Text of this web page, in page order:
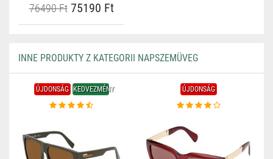
76490 Ft75190 Ft
INNE PRODUKTY Z KATEGORII NAPSZEMÜVEG
ÚJDONSÁG KEDVEZMÉNY ÚJDONSÁG